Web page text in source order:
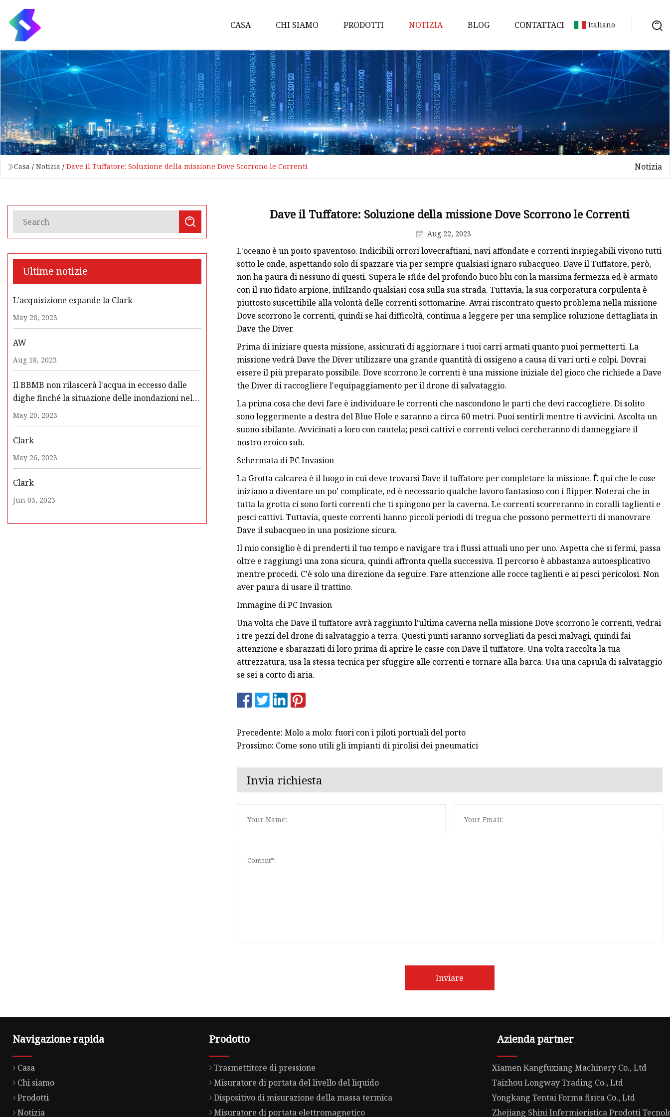
CASA CHI SIAMO PRODOTTI
Trasmettitore di pressione
Misuratore di portata del livello
del liquido
Dispositivo di misurazione della
massa termica
Misuratore di portata
elettromagnetico
Misuratore di portata
totalizzatore
Misuratore di portata ad
ultrasuoni
NOTIZIA BLOG CONTATTACI Italiano
Casa / Notizia / Dave il Tuffatore: Soluzione della missione Dove Scorrono le Correnti Notizia
Ultime notizie
L'acquisizione espande la Clark
May 28, 2023
AW
Aug 18, 2023
Il BBMB non rilascerà l'acqua in eccesso dalle
dighe finché la situazione delle inondazioni nel
Punjab e nell'Haryana non si sarà normalizzata:
The Tribune India
May 20, 2023
Clark
May 26, 2023
Clark
Jun 03, 2023
Dave il Tuffatore: Soluzione della missione Dove Scorrono le Correnti
Aug 22, 2023
L'oceano è un posto spaventoso. Indicibili orrori lovecraftiani, navi affondate e correnti inspiegabili vivono tutti
sotto le onde, aspettando solo di spazzare via per sempre qualsiasi ignaro subacqueo. Dave il Tuffatore, però,
non ha paura di nessuno di questi. Supera le sfide del profondo buco blu con la massima fermezza ed è armato
con il suo fidato arpione, infilzando qualsiasi cosa sulla sua strada. Tuttavia, la sua corporatura corpulenta è
piuttosto suscettibile alla volontà delle correnti sottomarine. Avrai riscontrato questo problema nella missione
Dove scorrono le correnti, quindi se hai difficoltà, continua a leggere per una semplice soluzione dettagliata in
Dave the Diver.
Prima di iniziare questa missione, assicurati di aggiornare i tuoi carri armati quanto puoi permetterti. La
missione vedrà Dave the Diver utilizzare una grande quantità di ossigeno a causa di vari urti e colpi. Dovrai
essere il più preparato possibile. Dove scorrono le correnti è una missione iniziale del gioco che richiede a Dave
the Diver di raccogliere l'equipaggiamento per il drone di salvataggio.
La prima cosa che devi fare è individuare le correnti che nascondono le parti che devi raccogliere. Di solito
sono leggermente a destra del Blue Hole e saranno a circa 60 metri. Puoi sentirli mentre ti avvicini. Ascolta un
suono sibilante. Avvicinati a loro con cautela; pesci cattivi e correnti veloci cercheranno di danneggiare il
nostro eroico sub.
Schermata di PC Invasion
La Grotta calcarea è il luogo in cui deve trovarsi Dave il tuffatore per completare la missione. È qui che le cose
iniziano a diventare un po' complicate, ed è necessario qualche lavoro fantasioso con i flipper. Noterai che in
tutta la grotta ci sono forti correnti che ti spingono per la caverna. Le correnti scorreranno in coralli taglienti e
pesci cattivi. Tuttavia, queste correnti hanno piccoli periodi di tregua che possono permetterti di manovrare
Dave il subacqueo in una posizione sicura.
Il mio consiglio è di prenderti il ​​tuo tempo e navigare tra i flussi attuali uno per uno. Aspetta che si fermi, passa
oltre e raggiungi una zona sicura, quindi affronta quella successiva. Il percorso è abbastanza autoesplicativo
mentre procedi. C'è solo una direzione da seguire. Fare attenzione alle rocce taglienti e ai pesci pericolosi. Non
aver paura di usare il trattino.
Immagine di PC Invasion
Una volta che Dave il tuffatore avrà raggiunto l'ultima caverna nella missione Dove scorrono le correnti, vedrai
i tre pezzi del drone di salvataggio a terra. Questi punti saranno sorvegliati da pesci malvagi, quindi fai
attenzione e sbarazzati di loro prima di aprire le casse con Dave il tuffatore. Una volta raccolta la tua
attrezzatura, usa la stessa tecnica per sfuggire alle correnti e tornare alla barca. Usa una capsula di salvataggio
se sei a corto di aria.
Precedente: Molo a molo: fuori con i piloti portuali del porto
Prossimo: Come sono utili gli impianti di pirolisi dei pneumatici
Invia richiesta
Inviare
Navigazione rapida
Casa
Chi siamo
Prodotti
Notizia
Prodotto
Trasmettitore di pressione
Misuratore di portata del livello del liquido
Dispositivo di misurazione della massa termica
Misuratore di portata elettromagnetico
Azienda partner
Xiamen Kangfuxiang Machinery Co., Ltd
Taizhou Longway Trading Co., Ltd
Yongkang Tentai Forma fisica Co., Ltd
Zhejiang Shini Infermieristica Prodotti